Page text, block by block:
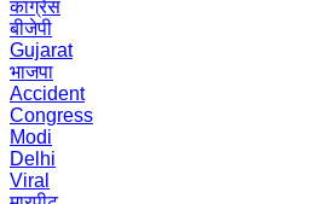
कांग्रेस
बीजेपी
Gujarat
भाजपा
Accident
Congress
Modi
Delhi
Viral